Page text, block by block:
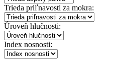
Trieda priľnavosti za mokra:
Úroveň hlučnosti:
Index nosnosti: